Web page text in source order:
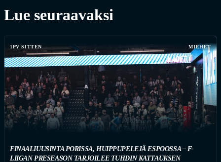
Lue seuraavaksi
1PV SITTEN MIEHET
FINAALIUUSINTA PORISSA, HUIPPUPELEJÄ ESPOOSSA – F-
LIIGAN PRESEASON TARJOILEE TUHDIN KATTAUKSEN